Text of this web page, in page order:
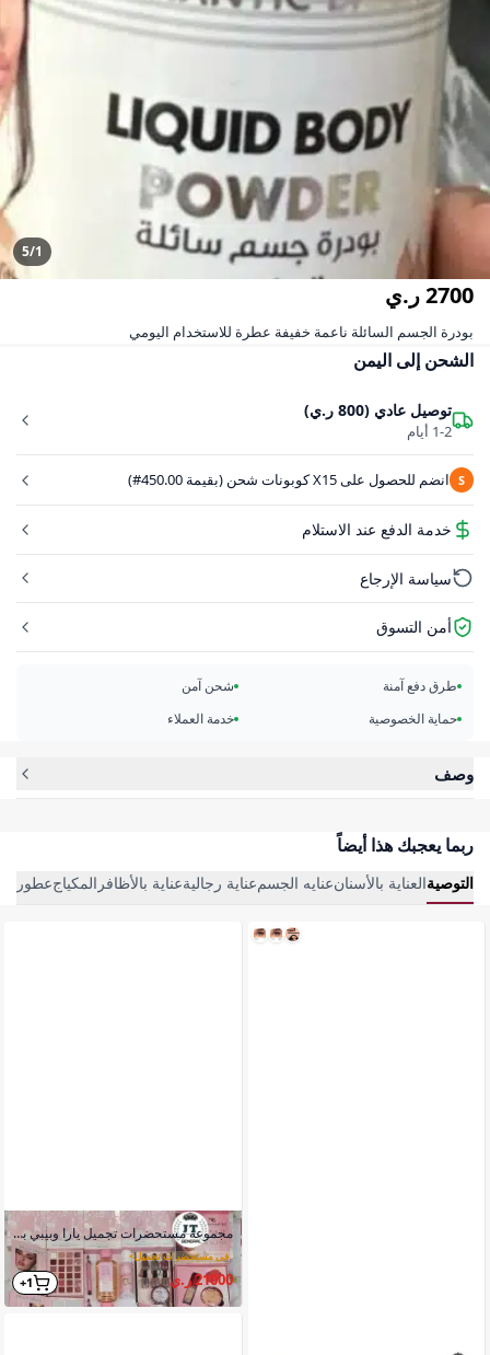
5/1
2700 ر.ي
بودرة الجسم السائلة ناعمة خفيفة عطرة للاستخدام اليومي
الشحن إلى اليمن
توصيل عادي (800 ر.ي)
1-2 أيام
S انضم للحصول على X15 كوبونات شحن (بقيمة 450.00#)
خدمة الدفع عند الاستلام
سياسة الإرجاع
أمن التسوق
طرق دفع آمنة
شحن آمن
حماية الخصوصية
خدمة العملاء
وصف
ربما يعجبك هذا أيضاً
التوصيةالعناية بالأسنانعنايه الجسمعناية رجاليةعناية بالأظافر المكياجعطور
مجموعة مستحضرات تجميل يارا وبيبي بودر التركية شاملة للعناية بالجسم
في مستحضرات تجميل>
21000 ر.ي 1+